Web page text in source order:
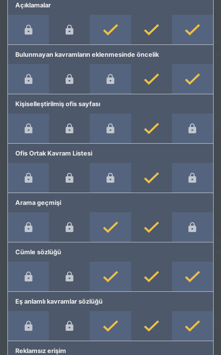
Açıklamalar
Bulunmayan kavramların eklenmesinde öncelik
Kişiselleştirilmiş ofis sayfası
Ofis Ortak Kavram Listesi
Arama geçmişi
Cümle sözlüğü
Eş anlamlı kavramlar sözlüğü
Reklamsız erişim